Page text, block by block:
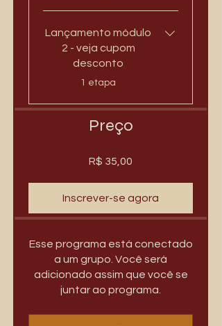
Lançamento módulo
2 - veja cupom
desconto
.
1 etapa
Preço
R$ 35,00
Inscrever-se agora
Esse programa está conectado
a um grupo. Você será
adicionado assim que você se
juntar ao programa.